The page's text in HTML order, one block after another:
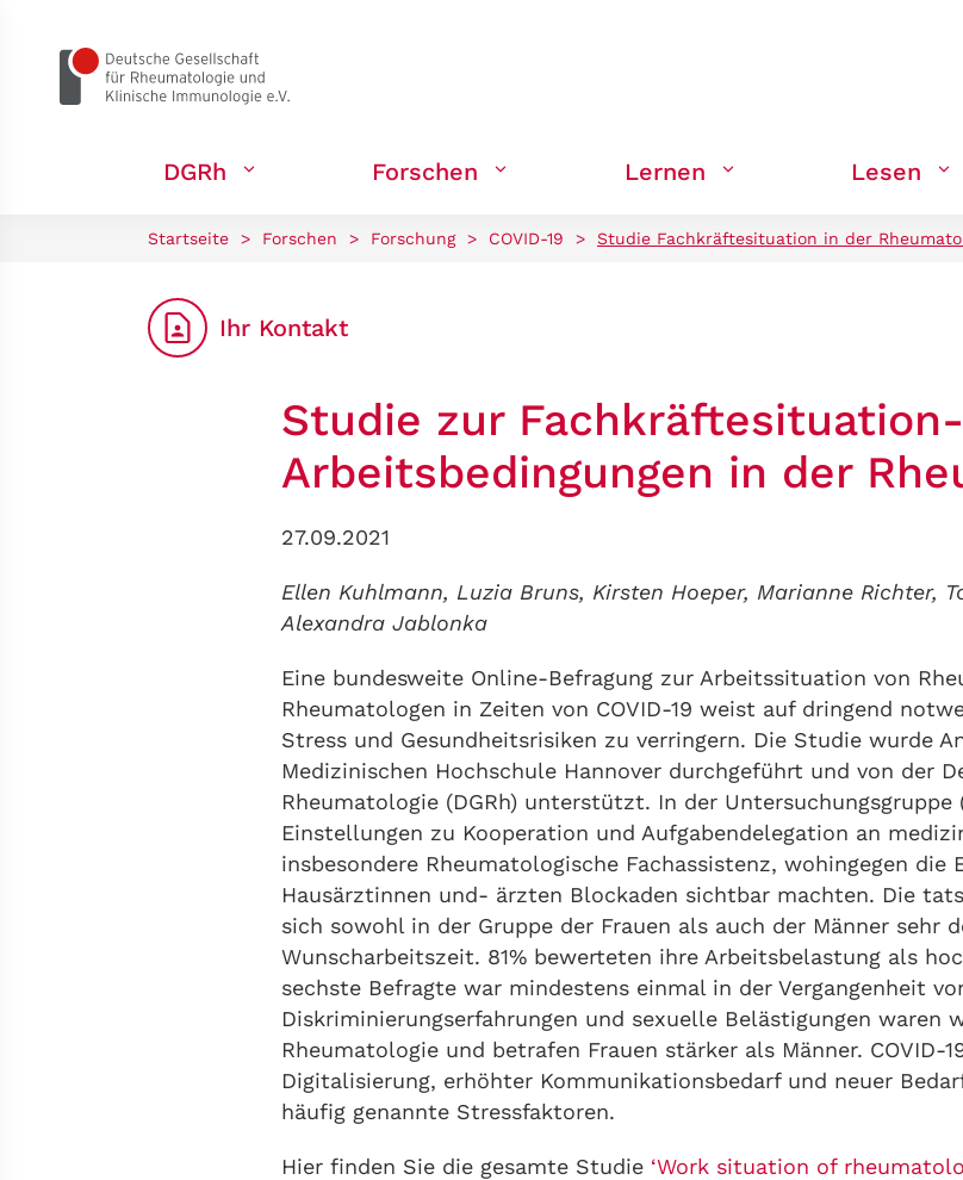
DGRh Forschen Lernen Lesen
Startseite > Forschen > Forschung > COVID-19 > Studie Fachkräftesituation in der
Studie zur Fachkräftesituation-
Arbeitsbedingungen in der
27.09.2021
Ellen Kuhlmann, Luzia Bruns, Kirsten Hoeper, Marianne Richter,
Alexandra Jablonka
Eine bundesweite Online-Befragung zur Arbeitssituation von
Rheumatologen in Zeiten von COVID-19 weist auf dringend
Stress und Gesundheitsrisiken zu verringern. Die Studie wurde
Medizinischen Hochschule Hannover durchgeführt und von der
Rheumatologie (DGRh) unterstützt. In der Untersuchungsgruppe
Einstellungen zu Kooperation und Aufgabendelegation an
insbesondere Rheumatologische Fachassistenz, wohingegen
Hausärztinnen und- ärzten Blockaden sichtbar machten. Die
sich sowohl in der Gruppe der Frauen als auch der Männer sehr
Wunscharbeitszeit. 81% bewerteten ihre Arbeitsbelastung als
sechste Befragte war mindestens einmal in der Vergangenheit
Diskriminierungserfahrungen und sexuelle Belästigungen waren
Rheumatologie und betrafen Frauen stärker als Männer. COVID-
Digitalisierung, erhöhter Kommunikationsbedarf und neuer
häufig genannte Stressfaktoren.
Hier finden Sie die gesamte Studie ‘Work situation of
Ihr Kontakt